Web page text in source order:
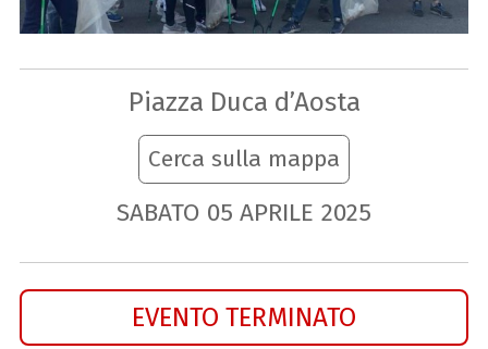
Piazza Duca d’Aosta
Cerca sulla mappa
SABATO 05 APRILE 2025
EVENTO TERMINATO